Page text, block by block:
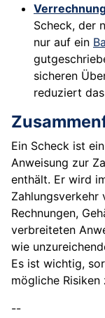
Scheck, der
nur auf ein
sicheren
reduziert
Ein Scheck ist
Anweisung zur
enthält. Er wird
Zahlungsverkehr
Rechnungen,
verbreiteten
wie
Es ist wichtig,
mögliche
--